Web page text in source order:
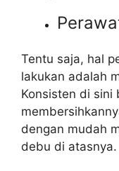
Tentu saja, hal
lakukan adalah
Konsisten di sini
dengan mudah
debu di atasnya.